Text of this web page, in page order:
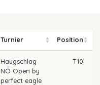
Turnier Position
Haugschlag
NÖ Open by
perfect eagle
T10